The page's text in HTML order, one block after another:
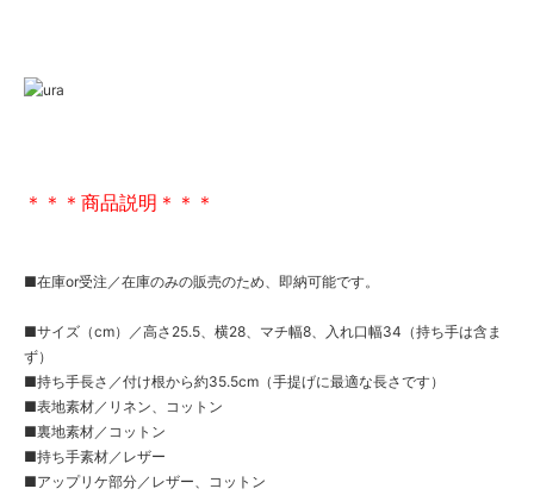
＊＊＊商品説明＊＊＊
■在庫or受注／在庫のみの販売のため、即納可能です。
■サイズ（cm）／高さ25.5、横28、マチ幅8、入れ口幅34（持ち手は含ま
ず）
■持ち手長さ／付け根から約35.5cm（手提げに最適な長さです）
■表地素材／リネン、コットン
■裏地素材／コットン
■持ち手素材／レザー
■アップリケ部分／レザー、コットン